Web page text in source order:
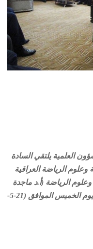
العلمية يلتقي السادة
وعلوم الرياضة العراقية
وعلوم الرياضة (أ.د ماجدة
حميد كمبش) وذلك في جامعة الكوفة يوم الخميس الموافق (21-5-